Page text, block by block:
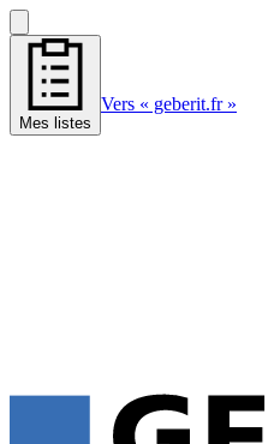
Mes listes
Vers « geberit.fr »